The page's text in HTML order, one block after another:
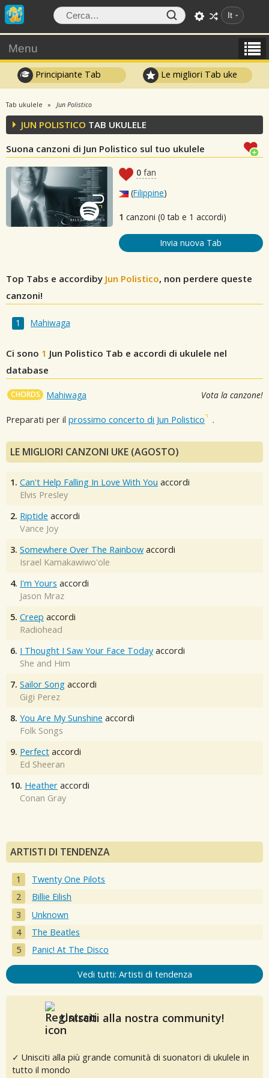
It
Menu
Principiante Tab Le migliori Tab uke
Tab ukulele Jun Polistico
JUN POLISTICO TAB UKULELE
Suona canzoni di Jun Polistico sul tuo ukulele
0 fan
(Filippine)
1 canzoni (0 tab e 1 accordi)
Invia nuova Tab
Top Tabs e accordiby Jun Polistico, non perdere queste
canzoni!
Mahiwaga
Ci sono 1 Jun Polistico Tab e accordi di ukulele nel
database
CHORDS Mahiwaga Vota la canzone!
Preparati per il prossimo concerto di Jun Polistico .
LE MIGLIORI CANZONI UKE (AGOSTO)
1. Can't Help Falling In Love With You accordi
Elvis Presley
2. Riptide accordi
Vance Joy
3. Somewhere Over The Rainbow accordi
Israel Kamakawiwo'ole
4. I'm Yours accordi
Jason Mraz
5. Creep accordi
Radiohead
6. I Thought I Saw Your Face Today accordi
She and Him
7. Sailor Song accordi
Gigi Perez
8. You Are My Sunshine accordi
Folk Songs
9. Perfect accordi
Ed Sheeran
10. Heather accordi
Conan Gray
ARTISTI DI TENDENZA
Twenty One Pilots
Billie Eilish
Unknown
The Beatles
Panic! At The Disco
Vedi tutti: Artisti di tendenza
Unisciti alla nostra community!
✓ Unisciti alla più grande comunità di suonatori di ukulele in
tutto il mondo